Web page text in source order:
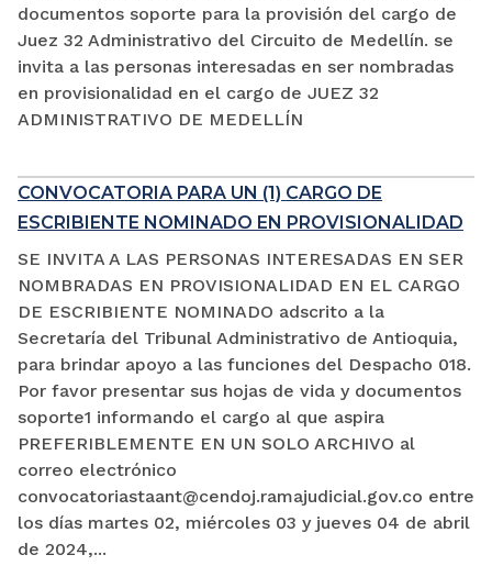
documentos soporte para la provisión del cargo de
Juez 32 Administrativo del Circuito de Medellín. se
invita a las personas interesadas en ser nombradas
en provisionalidad en el cargo de JUEZ 32
ADMINISTRATIVO DE MEDELLÍN
CONVOCATORIA PARA UN (1) CARGO DE
ESCRIBIENTE NOMINADO EN PROVISIONALIDAD
SE INVITA A LAS PERSONAS INTERESADAS EN SER
NOMBRADAS EN PROVISIONALIDAD EN EL CARGO
DE ESCRIBIENTE NOMINADO adscrito a la
Secretaría del Tribunal Administrativo de Antioquia,
para brindar apoyo a las funciones del Despacho 018.
Por favor presentar sus hojas de vida y documentos
soporte1 informando el cargo al que aspira
PREFERIBLEMENTE EN UN SOLO ARCHIVO al
correo electrónico
convocatoriastaant@cendoj.ramajudicial.gov.co entre
los días martes 02, miércoles 03 y jueves 04 de abril
de 2024,...